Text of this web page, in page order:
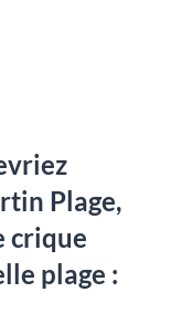
Plage,
crique
plage :